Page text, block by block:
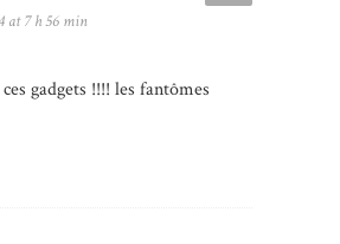
at 7 h 56 min
gadgets !!!! les fantômes